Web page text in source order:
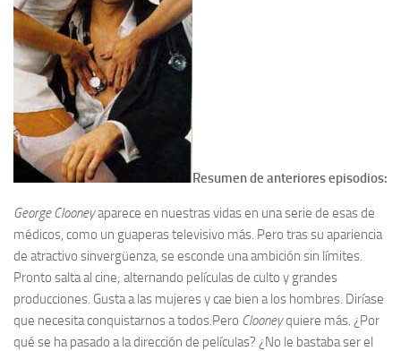
Resumen de anteriores episodios:
George Clooneyaparece en nuestras vidas en una serie de esas de
médicos, como un guaperas televisivo más. Pero tras su apariencia
de atractivo sinvergüenza, se esconde una ambición sin límites.
Pronto salta al cine; alternando películas de culto y grandes
producciones. Gusta a las mujeres y cae bien a los hombres. Diríase
que necesita conquistarnos a todos.Pero Clooneyquiere más. ¿Por
qué se ha pasado a la dirección de películas? ¿No le bastaba ser el